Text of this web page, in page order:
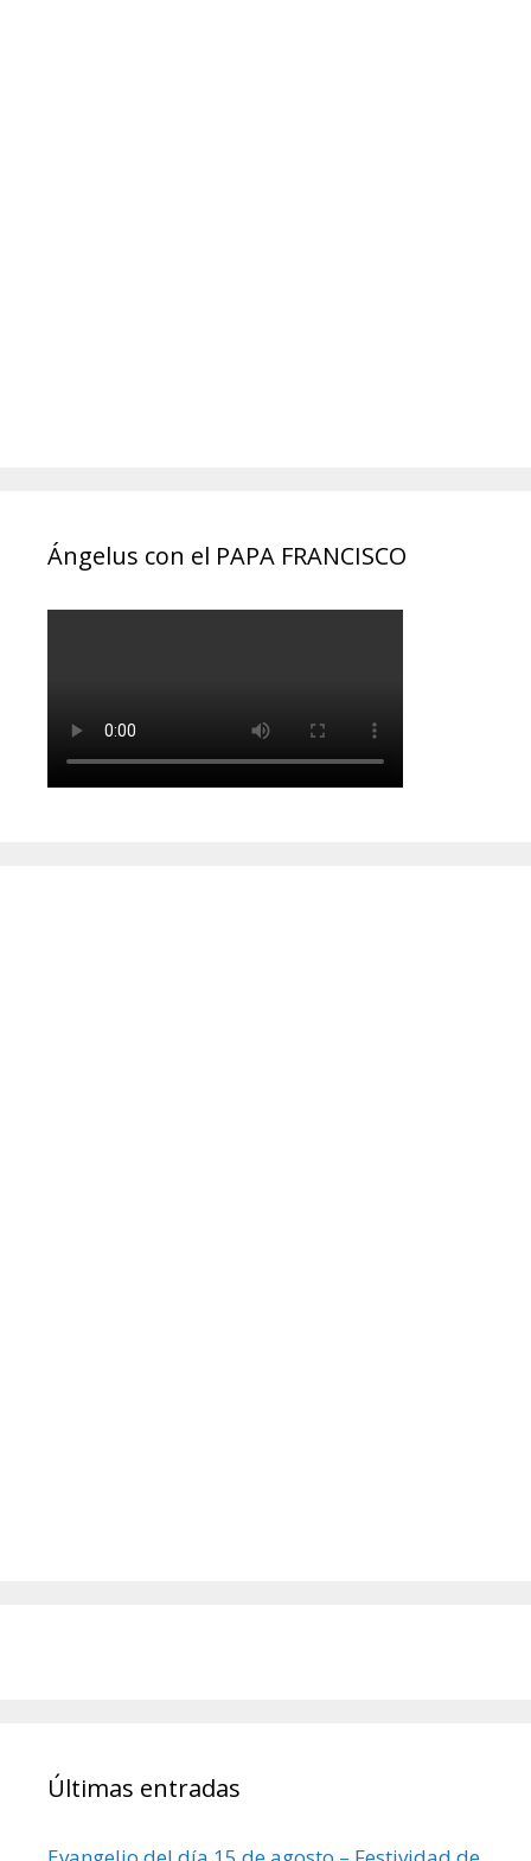
Ángelus con el PAPA FRANCISCO
Últimas entradas